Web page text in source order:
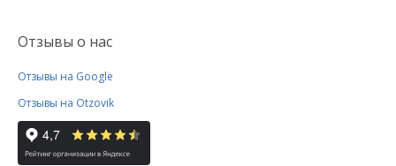
Отзывы о нас
Отзывы на Google
Отзывы на Otzovik